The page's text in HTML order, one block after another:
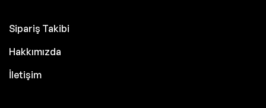
Sipariş Takibi
Hakkımızda
İletişim